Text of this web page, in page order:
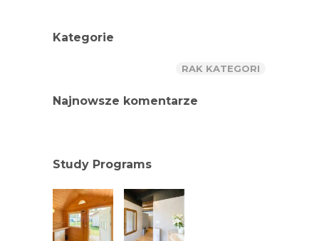
Kategorie
RAK KATEGORI
Najnowsze komentarze
Study Programs